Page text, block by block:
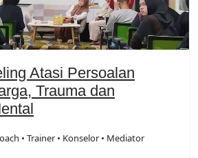
Atasi Persoalan
Trauma dan
• Trainer • Konselor • Mediator